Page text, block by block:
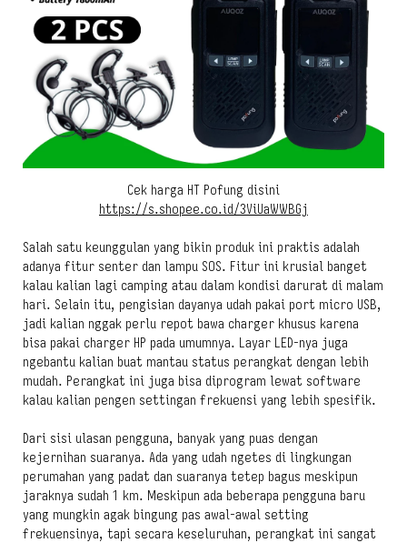
Cek harga HT Pofung disini
https://s.shopee.co.id/3ViUaWWBGj
Salah satu keunggulan yang bikin produk ini praktis adalah
adanya fitur senter dan lampu SOS. Fitur ini krusial banget
kalau kalian lagi camping atau dalam kondisi darurat di malam
hari. Selain itu, pengisian dayanya udah pakai port micro USB,
jadi kalian nggak perlu repot bawa charger khusus karena
bisa pakai charger HP pada umumnya. Layar LED-nya juga
ngebantu kalian buat mantau status perangkat dengan lebih
mudah. Perangkat ini juga bisa diprogram lewat software
kalau kalian pengen settingan frekuensi yang lebih spesifik.
Dari sisi ulasan pengguna, banyak yang puas dengan
kejernihan suaranya. Ada yang udah ngetes di lingkungan
perumahan yang padat dan suaranya tetep bagus meskipun
jaraknya sudah 1 km. Meskipun ada beberapa pengguna baru
yang mungkin agak bingung pas awal-awal setting
frekuensinya, tapi secara keseluruhan, perangkat ini sangat